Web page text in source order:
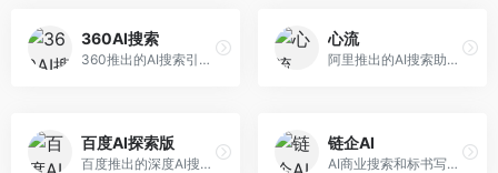
360AI搜索
360推出的AI搜索引擎，专注于安全智能搜索。面向普通用户，提供智能问答、网页搜索、内容整理等服务，安全防护能力强。
心流
阿里推出的AI搜索助手，专注于智能信息获取。面向普通用户，提供智能搜索、内容整理、知识问答等服务，与阿里生态深度整合。
百度AI探索版
百度推出的深度AI搜索引擎，整合百度知识图谱。面向中文用户，提供智能问答、知识探索、内容生成等服务，知识覆盖面广。
链企AI
AI商业搜索和标书写作工具，专注于企业服务场景。面向企业用户，提供商业信息搜索、标书生成、企业分析等服务，商业信息专业。